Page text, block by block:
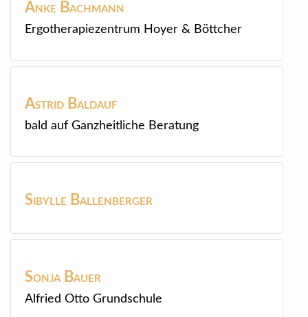
Anke Bachmann
Ergotherapiezentrum Hoyer & Böttcher
Astrid Baldauf
bald auf Ganzheitliche Beratung
Sibylle Ballenberger
Sonja Bauer
Alfried Otto Grundschule